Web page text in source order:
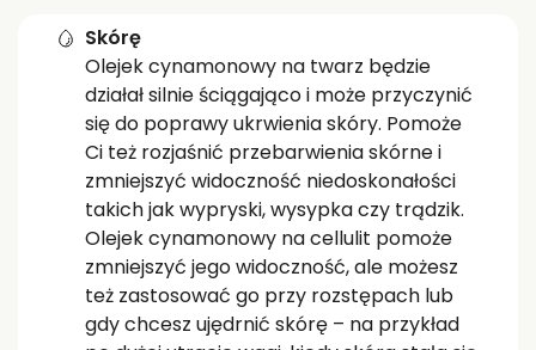
Skórę
Olejek cynamonowy na twarz będzie
działał silnie ściągająco i może przyczynić
się do poprawy ukrwienia skóry. Pomoże
Ci też rozjaśnić przebarwienia skórne i
zmniejszyć widoczność niedoskonałości
takich jak wypryski, wysypka czy trądzik.
Olejek cynamonowy na cellulit pomoże
zmniejszyć jego widoczność, ale możesz
też zastosować go przy rozstępach lub
gdy chcesz ujędrnić skórę – na przykład